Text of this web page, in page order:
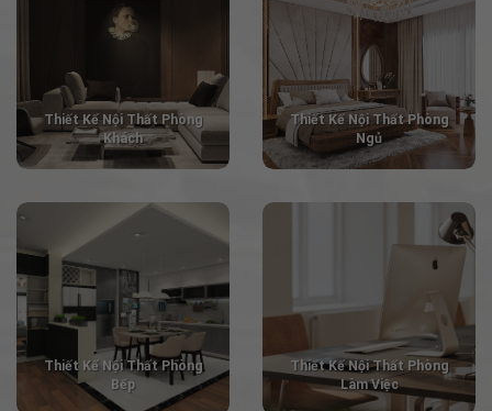
Thiết Kế Nội Thất Phòng
Khách
Thiết KếNội Thất Phòng
Ngủ
Thiết KếNội Thất Phòng
Bếp
Thiết KếNội Thất Phòng
Làm Việc